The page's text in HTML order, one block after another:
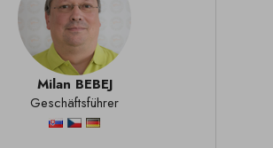
Milan BEBEJ
Geschäftsführer